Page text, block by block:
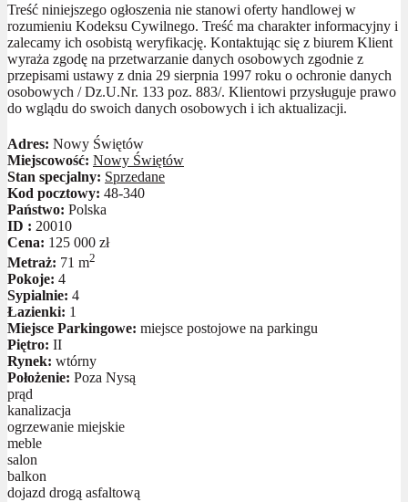
Treść niniejszego ogłoszenia nie stanowi oferty handlowej w
rozumieniu Kodeksu Cywilnego. Treść ma charakter informacyjny i
zalecamy ich osobistą weryfikację. Kontaktując się z biurem Klient
wyraża zgodę na przetwarzanie danych osobowych zgodnie z
przepisami ustawy z dnia 29 sierpnia 1997 roku o ochronie danych
osobowych / Dz.U.Nr. 133 poz. 883/. Klientowi przysługuje prawo
do wglądu do swoich danych osobowych i ich aktualizacji.
Adres: Nowy Świętów
Miejscowość: Nowy Świętów
Stan specjalny: Sprzedane
Kod pocztowy: 48-340
Państwo: Polska
ID : 20010
Cena: 125 000 zł
Metraż: 71 m2
Pokoje: 4
Sypialnie: 4
Łazienki: 1
Miejsce Parkingowe: miejsce postojowe na parkingu
Piętro: II
Rynek: wtórny
Położenie: Poza Nysą
prąd
kanalizacja
ogrzewanie miejskie
meble
salon
balkon
dojazd drogą asfaltową